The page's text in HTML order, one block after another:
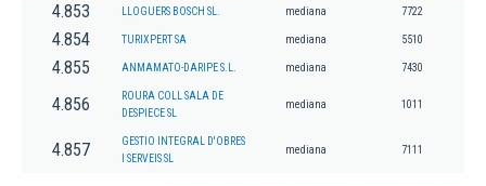
4.853 LLOGUERS BOSCH SL. mediana 7722
4.854 TURIXPERT SA mediana 5510
4.855 ANMAMATO-DARIPE S.L. mediana 7430
4.856
ROURA COLL SALA DE
DESPIECE SL
mediana 1011
4.857
GESTIO INTEGRAL D'OBRES
I SERVEIS SL
mediana 7111